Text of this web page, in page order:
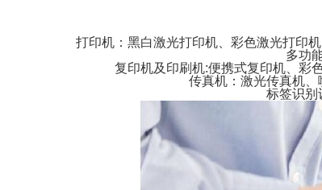
打印机：黑白激光打印机、彩色激光打印
多功
复印机及印刷机:便携式复印机、彩
传真机：激光传真机
标签识别